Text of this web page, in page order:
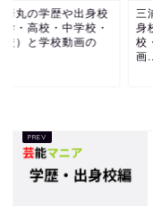
華丸の学歴や出身校
学・高校・中学校・
校）と学校動画の
三
身
校
画